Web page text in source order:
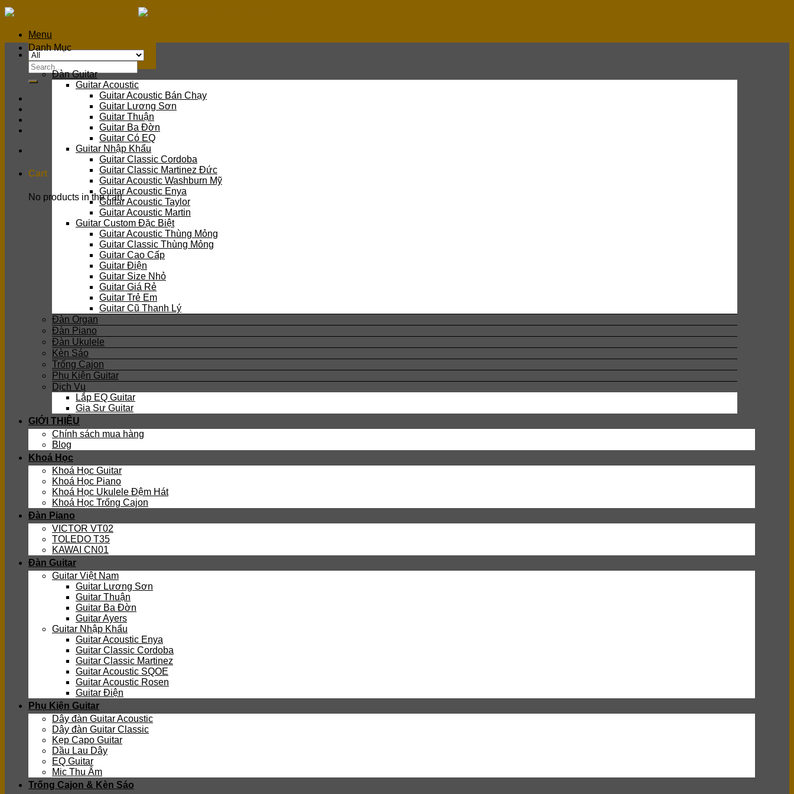
Skip
to
contentMenu
Search
for:
Cart
No products in the cart.
Danh Mục
Đàn Guitar
Guitar Acoustic
Guitar Acoustic Bán Chạy
Guitar Lương Sơn
Guitar Thuận
Guitar Ba Đờn
Guitar Có EQ
Guitar Nhập Khẩu
Guitar Classic Cordoba
Guitar Classic Martinez Đức
Guitar Acoustic Washburn Mỹ
Guitar Acoustic Enya
Guitar Acoustic Taylor
Guitar Acoustic Martin
Guitar Custom Đặc Biệt
Guitar Acoustic Thùng Mỏng
Guitar Classic Thùng Mỏng
Guitar Cao Cấp
Guitar Điện
Guitar Size Nhỏ
Guitar Giá Rẻ
Guitar Trẻ Em
Guitar Cũ Thanh Lý
Đàn Organ
Đàn Piano
Đàn Ukulele
Kèn Sáo
Trống Cajon
Phụ Kiện Guitar
Dịch Vụ
Lắp EQ Guitar
Gia Sư Guitar
GIỚI THIỆU
Chính sách mua hàng
Blog
Khoá Học
Khoá Học Guitar
Khoá Học Piano
Khoá Học Ukulele Đệm Hát
Khoá Học Trống Cajon
Đàn Piano
VICTOR VT02
TOLEDO T35
KAWAI CN01
Đàn Guitar
Guitar Việt Nam
Guitar Lương Sơn
Guitar Thuận
Guitar Ba Đờn
Guitar Ayers
Guitar Nhập Khẩu
Guitar Acoustic Enya
Guitar Classic Cordoba
Guitar Classic Martinez
Guitar Acoustic SQOE
Guitar Acoustic Rosen
Guitar Điện
Phụ Kiện Guitar
Dây đàn Guitar Acoustic
Dây đàn Guitar Classic
Kẹp Capo Guitar
Dầu Lau Dây
EQ Guitar
Mic Thu Âm
Trống Cajon & Kèn Sáo